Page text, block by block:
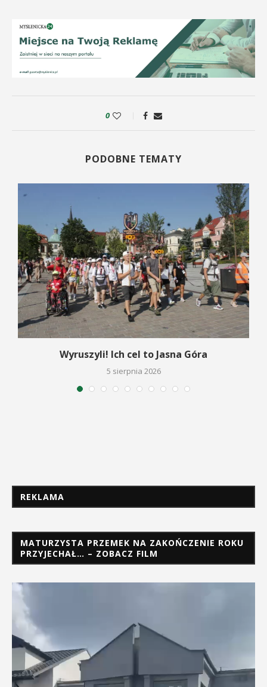
0
PODOBNE TEMATY
Wyruszyli! Ich cel to Jasna Góra
5 sierpnia 2026
REKLAMA
MATURZYSTA PRZEMEK NA ZAKOŃCZENIE ROKU
PRZYJECHAŁ… – ZOBACZ FILM
Odtwarzacz